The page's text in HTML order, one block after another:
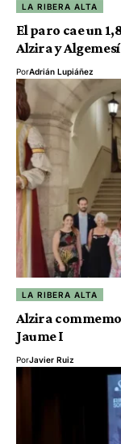
LA RIBERA ALTA
El paro cae un
Alzira y Algemesí
PorAdrián Lupiáñez
LA RIBERA ALTA
Alzira
Jaume I
PorJavier Ruiz